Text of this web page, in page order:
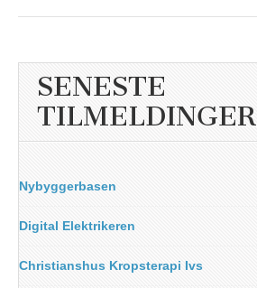
SENESTE
TILMELDINGER
Nybyggerbasen
Digital Elektrikeren
Christianshus Kropsterapi Ivs